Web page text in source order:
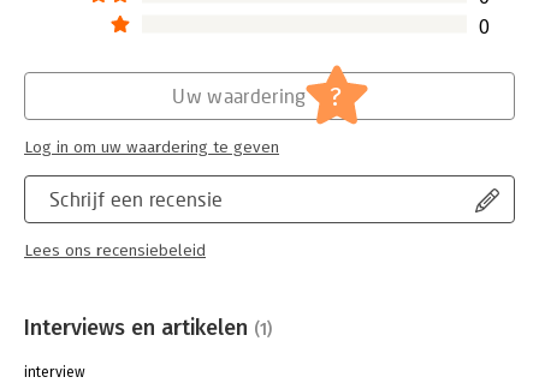
0
Schrijf een recensie
Lees ons recensiebeleid
Uw waardering ?
Log in om uw waardering te geven
Interviews en artikelen (1)
interview